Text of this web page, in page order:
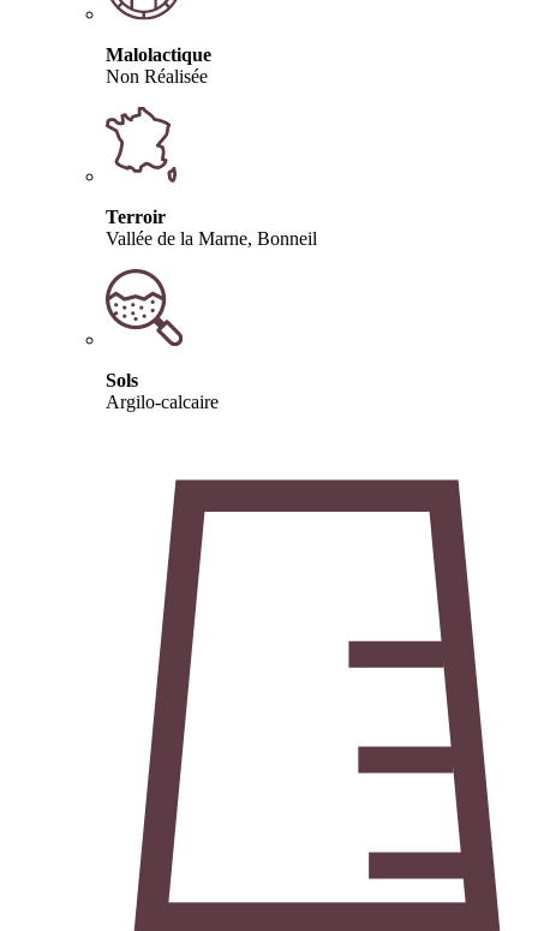
Malolactique
Non Réalisée
Terroir
Vallée de la Marne, Bonneil
Sols
Argilo-calcaire